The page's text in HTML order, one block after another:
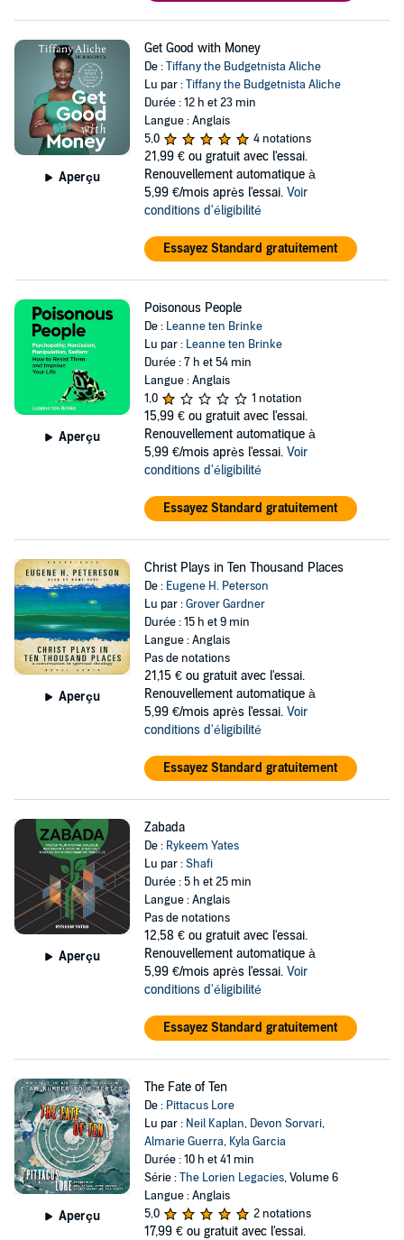
Aperçu
Get Good with Money
De :Tiffany the Budgetnista Aliche
Lu par :Tiffany the Budgetnista Aliche
Durée : 12 h et 23 min
Langue : Anglais
5,0
4 notations
21,99 € ou gratuit avec l'essai.
Renouvellement automatique à
5,99 €/mois après l'essai. Voir
conditions d'éligibilité
Essayez Standard gratuitement
Aperçu
Poisonous People
De : Leanne ten Brinke
Lu par : Leanne ten Brinke
Durée : 7 h et 54 min
Langue : Anglais
1,0
1 notation
15,99 € ou gratuit avec l'essai.
Renouvellement automatique à
5,99 €/mois après l'essai. Voir
conditions d'éligibilité
Essayez Standard gratuitement
Aperçu
Christ Plays in Ten Thousand Places
De : Eugene H. Peterson
Lu par :Grover Gardner
Durée : 15 h et 9 min
Langue : Anglais
Pas de notations
21,15 € ou gratuit avec l'essai.
Renouvellement automatique à
5,99 €/mois après l'essai. Voir
conditions d'éligibilité
Essayez Standard gratuitement
Aperçu
Zabada
De : Rykeem Yates
Lu par :Shafi
Durée : 5 h et 25 min
Langue : Anglais
Pas de notations
12,58 € ou gratuit avec l'essai.
Renouvellement automatique à
5,99 €/mois après l'essai. Voir
conditions d'éligibilité
Essayez Standard gratuitement
Aperçu
The Fate of Ten
De : Pittacus Lore
Lu par : Neil Kaplan, Devon Sorvari,
Almarie Guerra, Kyla Garcia
Durée : 10 h et 41 min
Série :The Lorien Legacies, Volume 6
Langue : Anglais
5,0
2 notations
17,99 € ou gratuit avec l'essai.